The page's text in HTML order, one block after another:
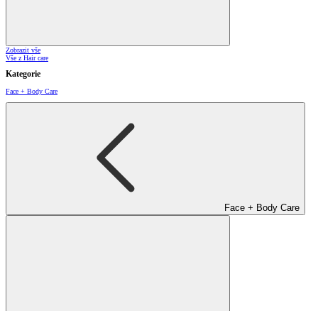
Zobrazit vše
Vše z Hair care
Kategorie
Face + Body Care
Face + Body Care